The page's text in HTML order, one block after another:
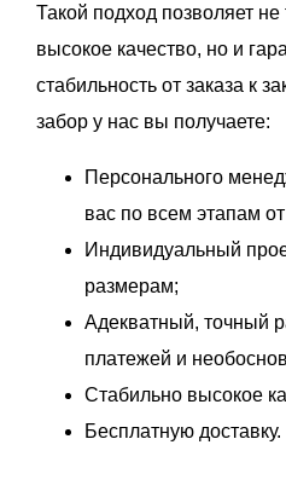
Такой подход позволяет не
высокое качество, но и
стабильность от заказа к
забор у нас вы получаете:
Персонального
вас по всем этапам
Индивидуальный
размерам;
Адекватный, точный
платежей и
Стабильно высокое
Бесплатную доставку.